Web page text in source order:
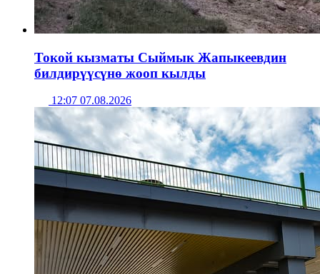
Токой кызматы Сыймык Жапыкеевдин
билдирүүсүнө жооп кылды
12:07 07.08.2026